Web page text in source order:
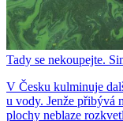
Tady se nekoupejte.
V Česku kulminuje
u vody. Jenže přibývá
plochy neblaze